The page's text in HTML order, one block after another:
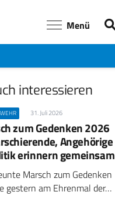
Menü
interessieren
31. Juli 2026
zum Gedenken 2026
Angehörige
erinnern gemeinsam
Marsch zum Gedenken
gestern am Ehrenmal der…